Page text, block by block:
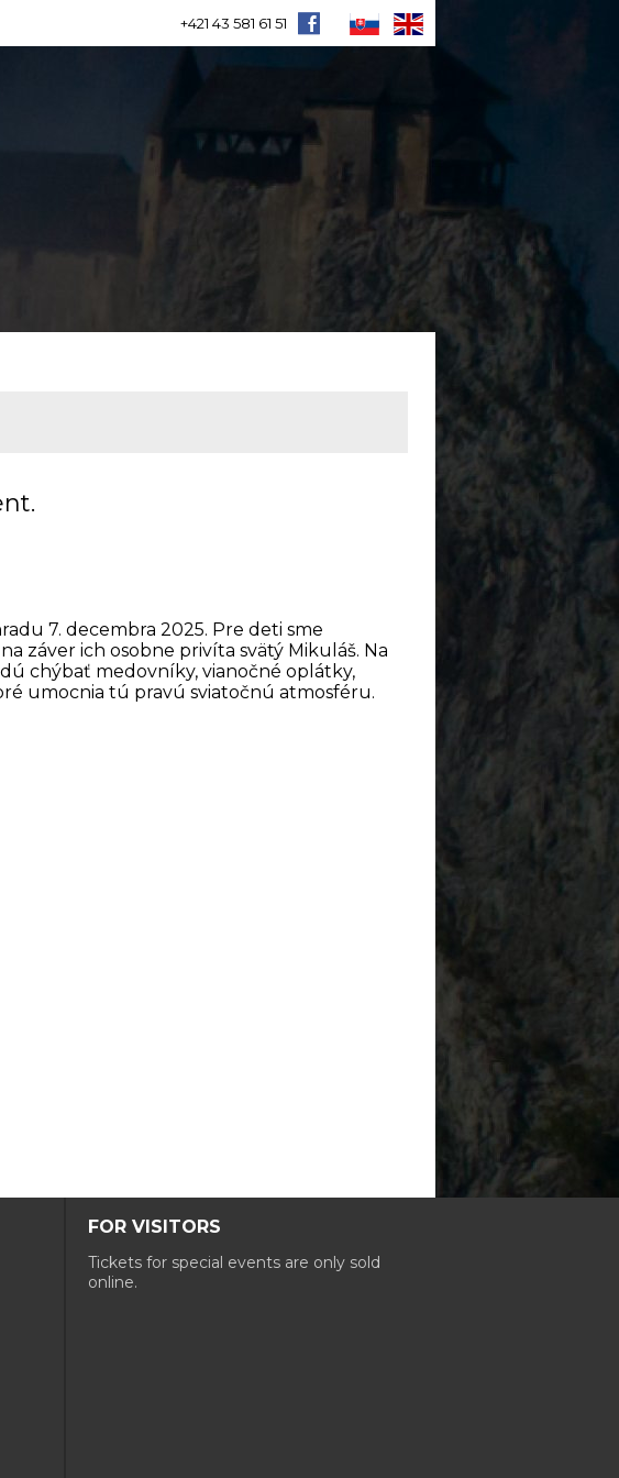
+421 43 581 61 51
7. decembra 2025. Pre deti sme
záver ich osobne privíta svätý Mikuláš. Na
chýbať medovníky, vianočné oplátky,
umocnia tú pravú sviatočnú atmosféru.
FOR VISITORS
Tickets for special events are only sold
online.